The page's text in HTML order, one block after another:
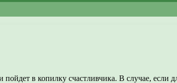
в копилку счастливчика. В случае, если